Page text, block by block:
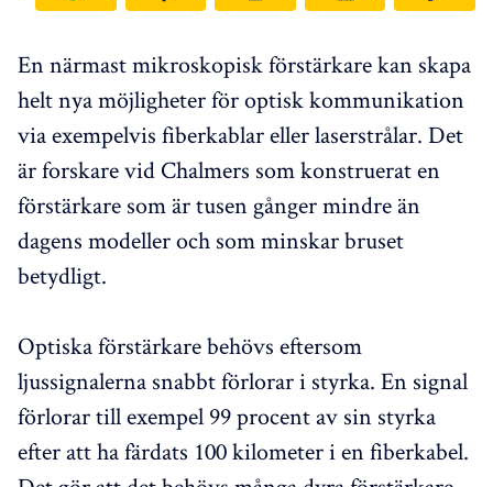
En närmast mikroskopisk förstärkare kan skapa
helt nya möjligheter för optisk kommunikation
via exempelvis fiberkablar eller laserstrålar. Det
är forskare vid Chalmers som konstruerat en
förstärkare som är tusen gånger mindre än
dagens modeller och som minskar bruset
betydligt.
Optiska förstärkare behövs eftersom
ljussignalerna snabbt förlorar i styrka. En signal
förlorar till exempel 99 procent av sin styrka
efter att ha färdats 100 kilometer i en fiberkabel.